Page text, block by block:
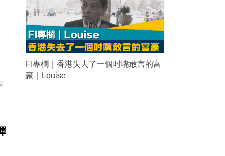
FI專欄｜香港失去了一個吋嘴敢言的富
豪｜Louise